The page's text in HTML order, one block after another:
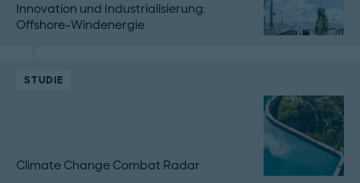
Innovation und Industrialisierung:
Offshore-Windenergie
STUDIE
Climate Change Combat Radar